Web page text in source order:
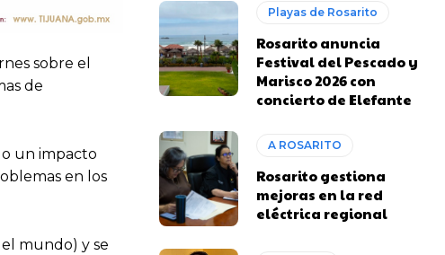
sobre el
de
un impacto
en los
mundo) y se
Playas de Rosarito
Rosarito anuncia
Festival del Pescado y
Marisco 2026 con
concierto de Elefante
A ROSARITO
Rosarito gestiona
mejoras en la red
eléctrica regional